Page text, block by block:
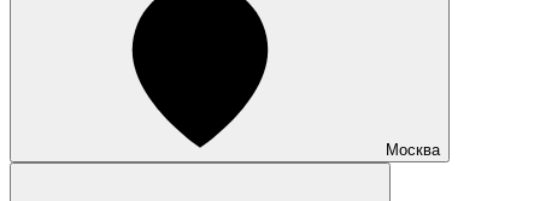
Москва